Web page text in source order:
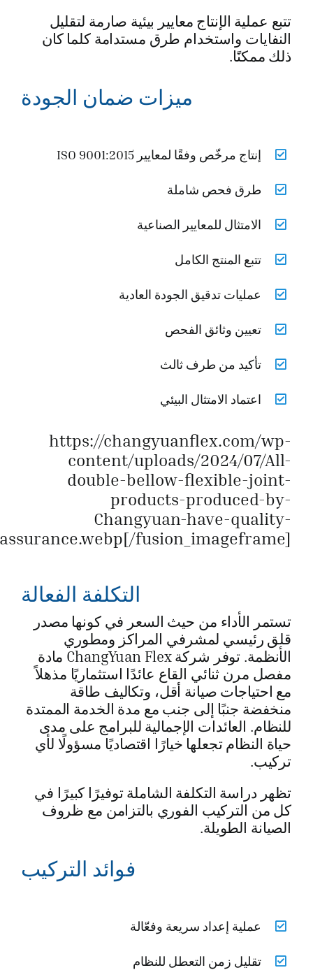
تتبع عملية الإنتاج معايير بيئية صارمة لتقليل
النفايات واستخدام طرق مستدامة كلما كان
ذلك ممكنًا.
ميزات ضمان الجودة
إنتاج مرخّص وفقًا لمعايير ISO 9001:2015
طرق فحص شاملة
الامتثال للمعايير الصناعية
تتبع المنتج الكامل
عمليات تدقيق الجودة العادية
تعيين وثائق الفحص
تأكيد من طرف ثالث
اعتماد الامتثال البيئي
https://changyuanflex.com/wp-
content/uploads/2024/07/All-
double-bellow-flexible-joint-
products-produced-by-
Changyuan-have-quality-
assurance.webp[/fusion_imageframe]
التكلفة الفعالة
تستمر الأداء من حيث السعر في كونها مصدر
قلق رئيسي لمشرفي المراكز ومطوري
الأنظمة. توفر شركة ChangYuan Flex مادة
مفصل مرن ثنائي القاع عائدًا استثماريًا مذهلاً
مع احتياجات صيانة أقل، وتكاليف طاقة
منخفضة جنبًا إلى جنب مع مدة الخدمة الممتدة
للنظام. العائدات الإجمالية للبرامج على مدى
حياة النظام تجعلها خيارًا اقتصاديًا مسؤولًا لأي
تركيب.
تظهر دراسة التكلفة الشاملة توفيرًا كبيرًا في
كل من التركيب الفوري بالتزامن مع ظروف
الصيانة الطويلة.
فوائد التركيب
عملية إعداد سريعة وفعّالة
تقليل زمن التعطل للنظام